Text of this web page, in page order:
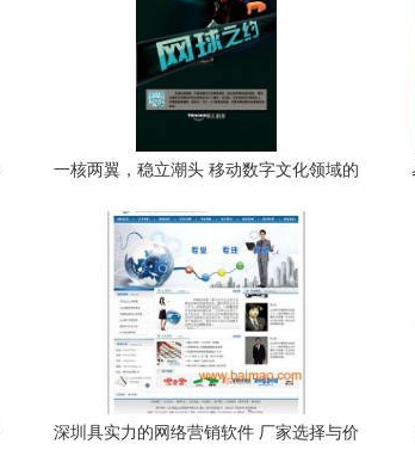
一核两翼，稳立潮头 移动数字文化领域的
深圳具实力的网络营销软件 厂家选择与价